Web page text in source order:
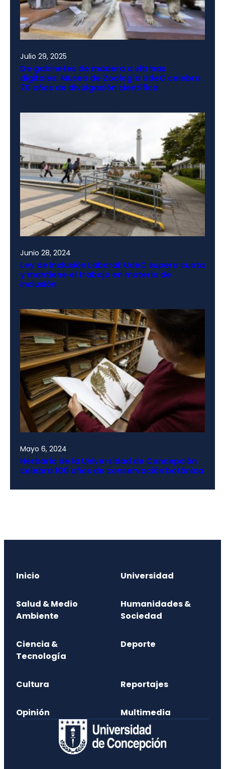
Julio 29, 2025
De gabinetes de madera a vitrinas
digitales: Museo de Zoología UdeC celebra
70 años de divulgación científica
Junio 28, 2024
Ley de Inclusión Laboral: UdeC supera cuota
y mantiene el trabajo en materia de
inclusión
Mayo 6, 2024
Herbario de la Universidad de Concepción
celebra 100 años de conservación botánica
Inicio Universidad
Salud & Medio
Ambiente
Humanidades &
Sociedad
Ciencia &
Tecnología
Deporte
Cultura Reportajes
Opinión Multimedia